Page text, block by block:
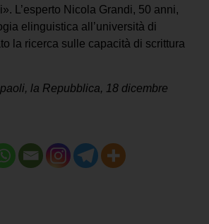
L’esperto Nicola Grandi, 50 anni,
elinguistica all’università di
la ricerca sulle capacità di scrittura
la Repubblica, 18 dicembre